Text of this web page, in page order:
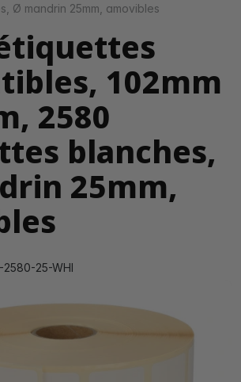
Ø mandrin 25mm, amovibles
102mm
2580
blanches,
25mm,
2580-25-WHI